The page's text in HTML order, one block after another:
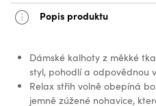
Popis produktu
Dámské kalhoty z měkké
styl, pohodlí a odpovědnou
Relax střih volně obepíná
jemně zúžené nohavice,